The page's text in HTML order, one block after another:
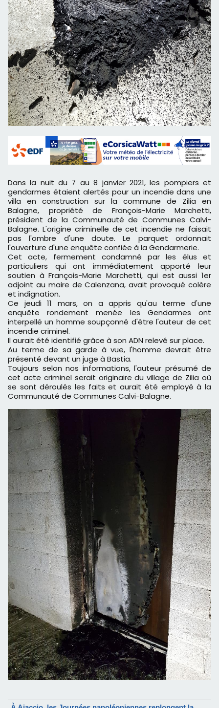
Dans la nuit du 7 au 8 janvier 2021, les pompiers et
gendarmes étaient alertés pour un incendie dans une
villa en construction sur la commune de Zilia en
Balagne, propriété de François-Marie Marchetti,
président de la Communauté de Communes Calvi-
Balagne. L'origine criminelle de cet incendie ne faisait
pas l'ombre d'une doute. Le parquet ordonnait
l'ouverture d'une enquête confiée à la Gendarmerie.
Cet acte, fermement condamné par les élus et
particuliers qui ont immédiatement apporté leur
soutien à François-Marie Marchetti, qui est aussi 1er
adjoint au maire de Calenzana, avait provoqué colère
et indignation.
Ce jeudi 11 mars, on a appris qu'au terme d'une
enquête rondement menée les Gendarmes ont
interpellé un homme soupçonné d'être l'auteur de cet
incendie criminel.
Il aurait été identifié grâce à son ADN relevé sur place.
Au terme de sa garde à vue, l'homme devrait être
présenté devant un juge à Bastia.
Toujours selon nos informations, l'auteur présumé de
cet acte criminel serait originaire du village de Zilia où
se sont déroulés les faits et aurait été employé à la
Communauté de Communes Calvi-Balagne.